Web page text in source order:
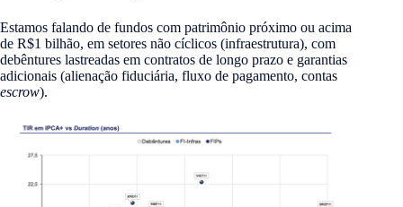
Estamos falando de fundos com patrimônio próximo ou acima
de R$1 bilhão, em setores não cíclicos (infraestrutura), com
debêntures lastreadas em contratos de longo prazo e garantias
adicionais (alienação fiduciária, fluxo de pagamento, contas
escrow).